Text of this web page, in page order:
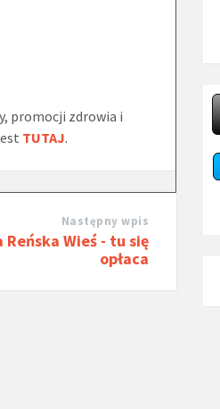
promocji zdrowia i
TUTAJ.
Następny wpis
Reńska Wieś - tu się
opłaca